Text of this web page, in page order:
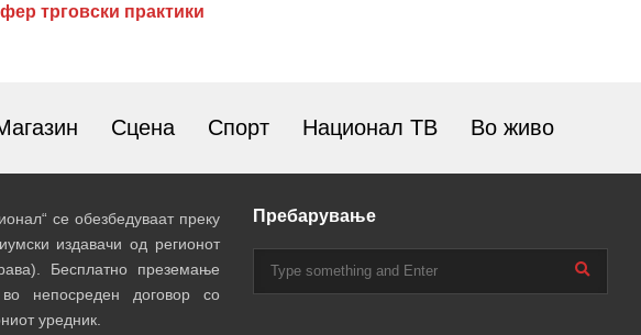
трговски практики
Сцена Спорт Национал ТВ Во живо
се обезбедуваат преку
издавачи од регионот
Бесплатно преземање
непосреден договор со
уредник.
Пребарување